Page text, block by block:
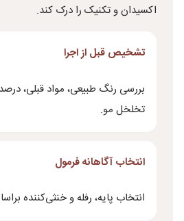
اکسیدان و تکنیک را درک کند.
تشخیص قبل از اجرا
بررسی رنگ طبیعی، مواد قبلی،
تخلخل مو.
انتخاب آگاهانه فرمول
انتخاب پایه، رفله و خنثی‌کننده